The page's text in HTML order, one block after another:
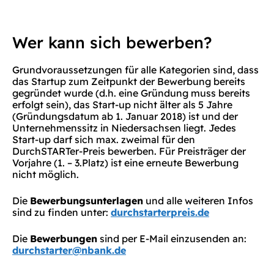
Wer kann sich bewerben?
Grundvoraussetzungen für alle Kategorien sind, dass
das Startup zum Zeitpunkt der Bewerbung bereits
gegründet wurde (d.h. eine Gründung muss bereits
erfolgt sein), das Start-up nicht älter als 5 Jahre
(Gründungsdatum ab 1. Januar 2018) ist und der
Unternehmenssitz in Niedersachsen liegt. Jedes
Start-up darf sich max. zweimal für den
DurchSTARTer-Preis bewerben. Für Preisträger der
Vorjahre (1. – 3.Platz) ist eine erneute Bewerbung
nicht möglich.
Die Bewerbungsunterlagen und alle weiteren Infos
sind zu finden unter: durchstarterpreis.de
Die Bewerbungen sind per E-Mail einzusenden an:
durchstarter@nbank.de